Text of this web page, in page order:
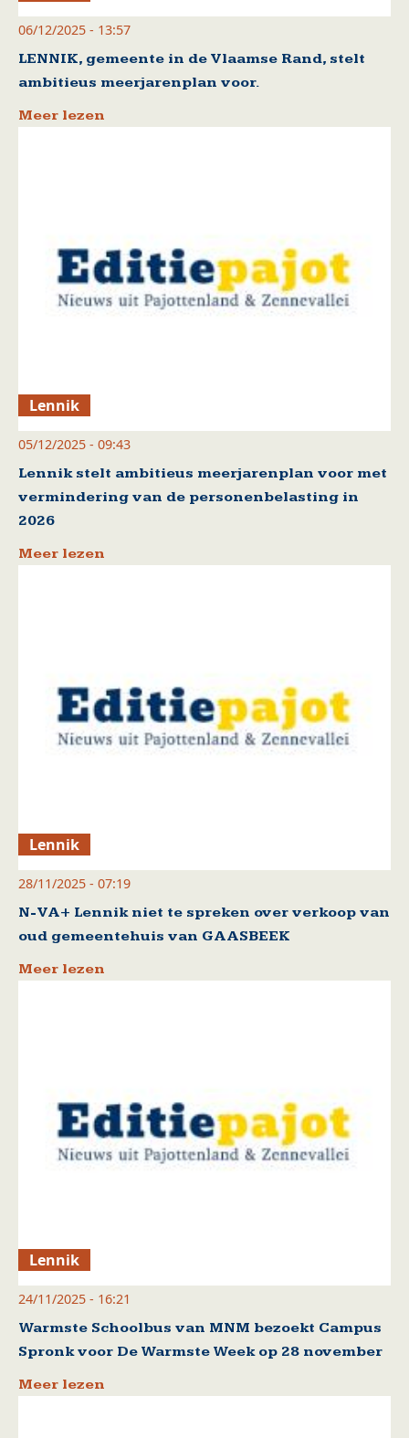
06/12/2025 - 13:57
LENNIK, gemeente in de Vlaamse Rand, stelt
ambitieus meerjarenplan voor.
Meer lezen
Lennik
05/12/2025 - 09:43
Lennik stelt ambitieus meerjarenplan voor met
vermindering van de personenbelasting in
2026
Meer lezen
Lennik
28/11/2025 - 07:19
N-VA+ Lennik niet te spreken over verkoop van
oud gemeentehuis van GAASBEEK
Meer lezen
Lennik
24/11/2025 - 16:21
Warmste Schoolbus van MNM bezoekt Campus
Spronk voor De Warmste Week op 28 november
Meer lezen